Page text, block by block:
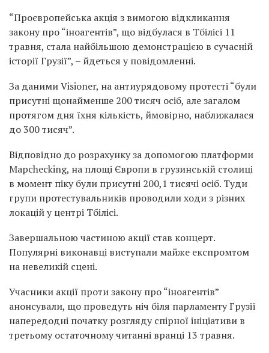
“Проєвропейська акція з вимогою відкликання
закону про “іноагентів”, що відбулася в Тбілісі 11
травня, стала найбільшою демонстрацією в сучасній
історії Грузії”, – йдеться у повідомленні.
За даними Visioner, на антиурядовому протесті “були
присутні щонайменше 200 тисяч осіб, але загалом
протягом дня їхня кількість, ймовірно, наближалася
до 300 тисяч”.
Відповідно до розрахунку за допомогою платформи
Mapchecking, на площі Європи в грузинській столиці
в момент піку були присутні 200,1 тисячі осіб. Туди
групи протестувальників проводили ходи з різних
локацій у центрі Тбілісі.
Завершальною частиною акції став концерт.
Популярні виконавці виступали майже експромтом
на невеликій сцені.
Учасники акції проти закону про “іноагентів”
анонсували, що проведуть ніч біля парламенту Грузії
напередодні початку розгляду спірної ініціативи в
третьому остаточному читанні вранці 13 травня.